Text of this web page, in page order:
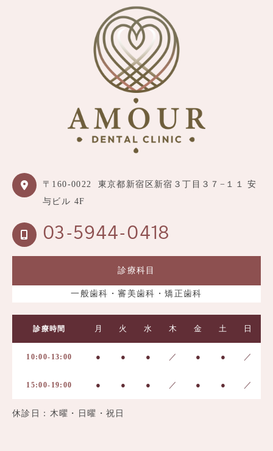
〒160-0022
東京都新宿区新宿３丁目３７−１１ 安
与ビル 4F
03-5944-0418
診療科目
一般歯科・審美歯科・矯正歯科
診療時間 月 火 水 木 金 土 日
10:00-13:00 ● ● ● ／ ● ● ／
15:00-19:00 ● ● ● ／ ● ● ／
休診日：木曜・日曜・祝日